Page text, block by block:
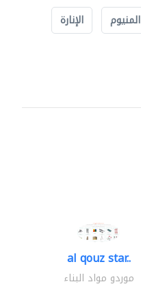
المنيوم
الإنارة
al qouz star..
موردو مواد البناء